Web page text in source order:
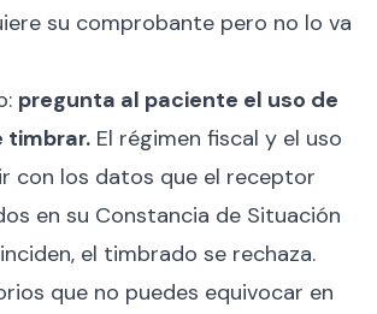
su comprobante pero no lo va
pregunta al paciente el uso de
timbrar. El régimen fiscal y el uso
con los datos que el receptor
en su Constancia de Situación
el timbrado se rechaza.
que no puedes equivocar en